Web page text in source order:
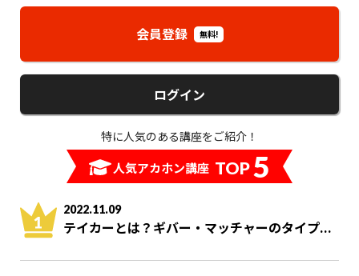
会員登録 無料!
ログイン
特に人気のある講座をご紹介！
人気アカホン講座 TOP5
2022.11.09
テイカーとは？ギバー・マッチャーのタイプ...